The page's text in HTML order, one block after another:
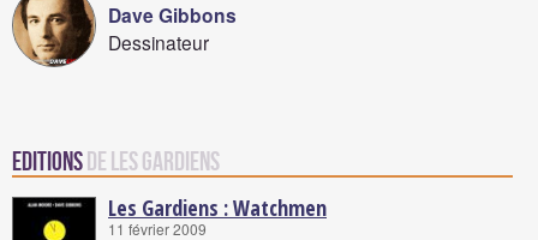
Dave Gibbons
Dessinateur
Editionsde Les Gardiens
Les Gardiens : Watchmen
11 février 2009